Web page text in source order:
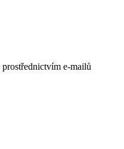
prostřednictvím e-mailů